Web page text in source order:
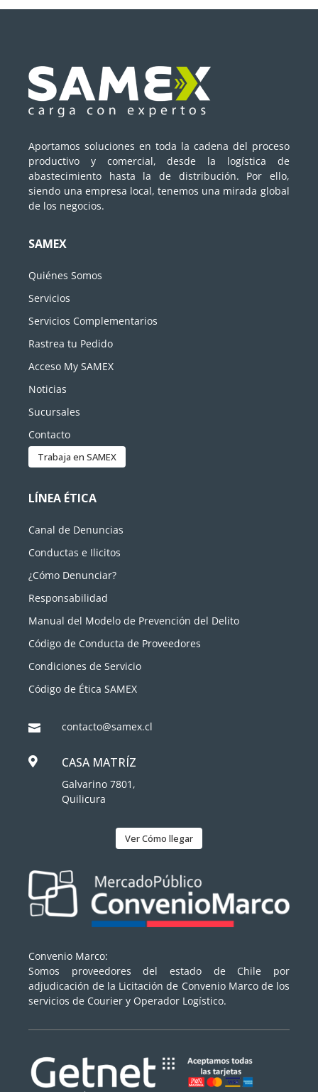
Aportamos soluciones en toda la cadena del proceso
productivo y comercial, desde la logística de
abastecimiento hasta la de distribución. Por ello,
siendo una empresa local, tenemos una mirada global
de los negocios.
SAMEX
Quiénes Somos
Servicios
Servicios Complementarios
Rastrea tu Pedido
Acceso My SAMEX
Noticias
Sucursales
Contacto
Trabaja en SAMEX
LÍNEA ÉTICA
Canal de Denuncias
Conductas e Ilicitos
¿Cómo Denunciar?
Responsabilidad
Manual del Modelo de Prevención del Delito
Código de Conducta de Proveedores
Condiciones de Servicio
Código de Ética SAMEX
 contacto@samex.cl
 CASA MATRÍZ
Galvarino 7801,
Quilicura
Ver Cómo llegar
Convenio Marco:
Somos proveedores del estado de Chile por
adjudicación de la Licitación de Convenio Marco de los
servicios de Courier y Operador Logístico.